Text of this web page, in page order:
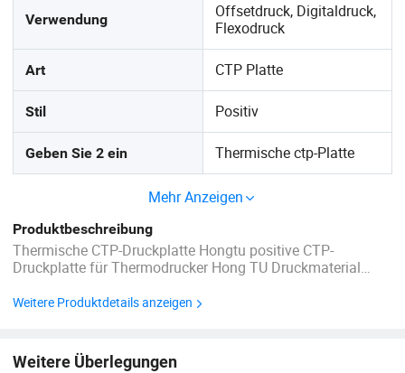
Verwendung
Offsetdruck, Digitaldruck,
Flexodruck
Art CTP Platte
Stil Positiv
Geben Sie 2 ein Thermische ctp-Platte
Mehr Anzeigen
Produktbeschreibung
Thermische CTP-Druckplatte Hongtu positive CTP-
Druckplatte für Thermodrucker Hong TU Druckmaterial
ausgezeichnete Kompatibilität, stabile Leistung, gut Tinte-
Weitere Produktdetails anzeigen
Weitere Überlegungen